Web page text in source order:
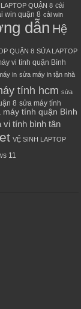
QUẬN 8 cài
win quận 8 cài win
dẫn Hệ
QUẬN 8 SỬA LAPTOP
vi tính quận Bình
in sửa máy in tận nhà
tính hcm sửa
8 sửa máy tính
máy tính quận Bình
vi tính bình tân
VỆ SINH LAPTOP
11